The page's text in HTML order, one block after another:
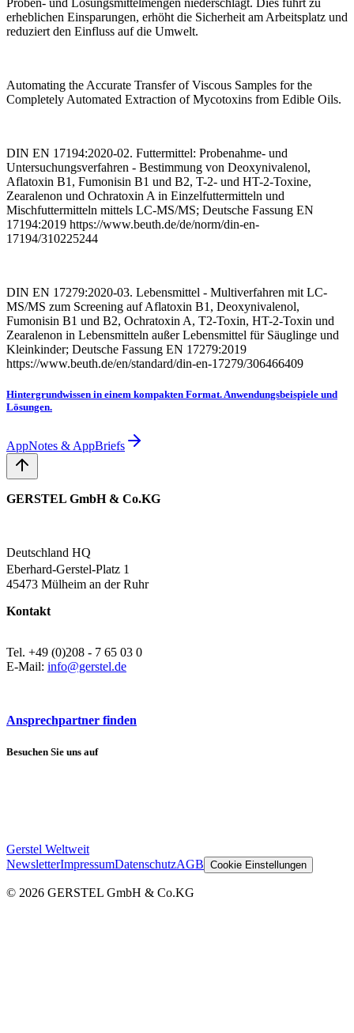
Proben- und Lösungsmittelmengen niederschlägt. Dies führt zu
erheblichen Einsparungen, erhöht die Sicherheit am Arbeitsplatz und
reduziert den Einfluss auf die Umwelt.
Automating the Accurate Transfer of Viscous Samples for the
Completely Automated Extraction of Mycotoxins from Edible Oils.
DIN EN 17194:2020-02. Futtermittel: Probenahme- und
Untersuchungsverfahren - Bestimmung von Deoxynivalenol,
Aflatoxin B1, Fumonisin B1 und B2, T-2- und HT-2-Toxine,
Zearalenon und Ochratoxin A in Einzelfuttermitteln und
Mischfuttermitteln mittels LC-MS/MS; Deutsche Fassung EN
17194:2019 https://www.beuth.de/de/norm/din-en-
17194/310225244
DIN EN 17279:2020-03. Lebensmittel - Multiverfahren mit LC-
MS/MS zum Screening auf Aflatoxin B1, Deoxynivalenol,
Fumonisin B1 und B2, Ochratoxin A, T2-Toxin, HT-2-Toxin und
Zearalenon in Lebensmitteln außer Lebensmittel für Säuglinge und
Kleinkinder; Deutsche Fassung EN 17279:2019
https://www.beuth.de/en/standard/din-en-17279/306466409
Hintergrundwissen in einem kompakten Format. Anwendungsbeispiele und
Lösungen.
AppNotes & AppBriefs
GERSTEL GmbH & Co.KG
Deutschland HQ
Eberhard-Gerstel-Platz 1
45473 Mülheim an der Ruhr
Kontakt
Tel. +49 (0)208 - 7 65 03 0
E-Mail: info@gerstel.de
Ansprechpartner finden
Besuchen Sie uns auf
Gerstel Weltweit
NewsletterImpressumDatenschutzAGB Cookie Einstellungen
© 2026 GERSTEL GmbH & Co.KG